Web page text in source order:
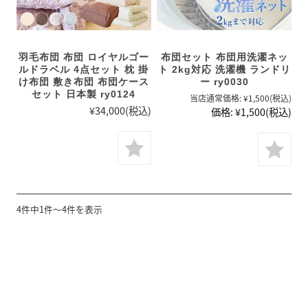
羽毛布団 布団 ロイヤルゴー
ルドラベル 4点セット 枕 掛
け布団 敷き布団 布団ケース
セット 日本製 ry0124
¥34,000(税込)
布団セット 布団用洗濯ネッ
ト 2kg対応 洗濯機 ランドリ
ー ry0030
当店通常価格:¥1,500(税込)
価格:¥1,500(税込)
4件中1件～4件を表示